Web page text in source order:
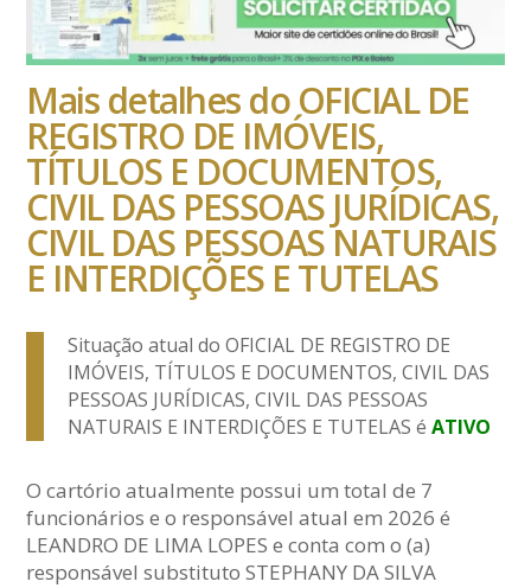
Mais detalhes do OFICIAL DE
REGISTRO DE IMÓVEIS,
TÍTULOS E DOCUMENTOS,
CIVIL DAS PESSOAS JURÍDICAS,
CIVIL DAS PESSOAS NATURAIS
E INTERDIÇÕES E TUTELAS
Situação atual do OFICIAL DE REGISTRO DE
IMÓVEIS, TÍTULOS E DOCUMENTOS, CIVIL DAS
PESSOAS JURÍDICAS, CIVIL DAS PESSOAS
NATURAIS E INTERDIÇÕES E TUTELAS éATIVO
O cartório atualmente possui um total de 7
funcionários e o responsável atual em 2026 é
LEANDRO DE LIMA LOPES e conta com o (a)
responsável substituto STEPHANY DA SILVA